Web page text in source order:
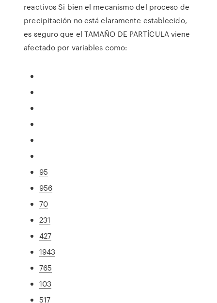
reactivos Si bien el mecanismo del proceso de
precipitación no está claramente establecido,
es seguro que el TAMAÑO DE PARTÍCULA viene
afectado por variables como:
95
956
70
231
427
1943
765
103
517